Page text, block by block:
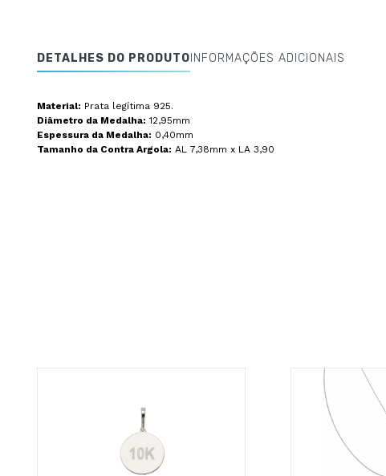
DETALHES DO PRODUTO INFORMAÇÕES ADICIONAIS
Material: Prata legítima 925.
Diâmetro da Medalha: 12,95mm
Espessura da Medalha: 0,40mm
Tamanho da Contra Argola: AL 7,38mm x LA 3,90